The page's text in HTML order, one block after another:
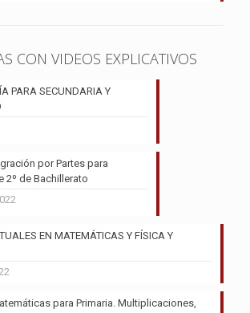
CON VIDEOS EXPLICATIVOS
PARA SECUNDARIA Y
por Partes para
2º de Bachillerato
EN MATEMÁTICAS Y FÍSICA Y
para Primaria. Multiplicaciones,